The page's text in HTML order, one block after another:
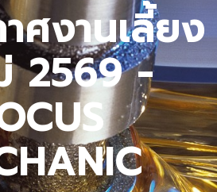
ศงานเลี้ยง
2569 -